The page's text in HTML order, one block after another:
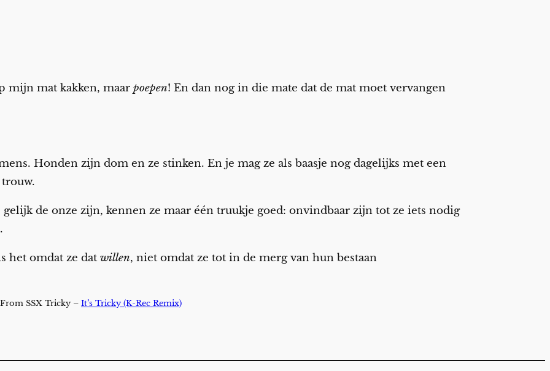
mijn mat kakken, maar poepen! En dan nog in die mate dat de mat moet vervangen
Honden zijn dom en ze stinken. En je mag ze als baasje nog dagelijks met een
de onze zijn, kennen ze maar één truukje goed: onvindbaar zijn tot ze iets nodig
het omdat ze dat willen, niet omdat ze tot in de merg van hun bestaan
SSX Tricky – It’s Tricky (K-Rec Remix)